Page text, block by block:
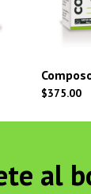
$375.00
al